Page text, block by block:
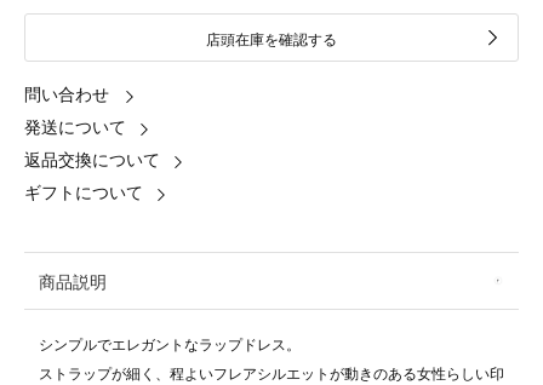
店頭在庫を確認する
問い合わせ
発送について
返品交換について
ギフトについて
商品説明
シンプルでエレガントなラップドレス。
ストラップが細く、程よいフレアシルエットが動きのある女性らしい印